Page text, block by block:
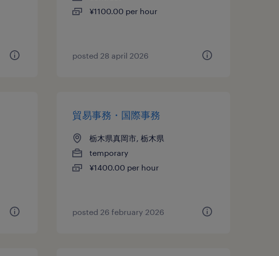
¥1100.00 per hour
posted 28 april 2026
貿易事務・国際事務
栃木県真岡市, 栃木県
temporary
¥1400.00 per hour
posted 26 february 2026